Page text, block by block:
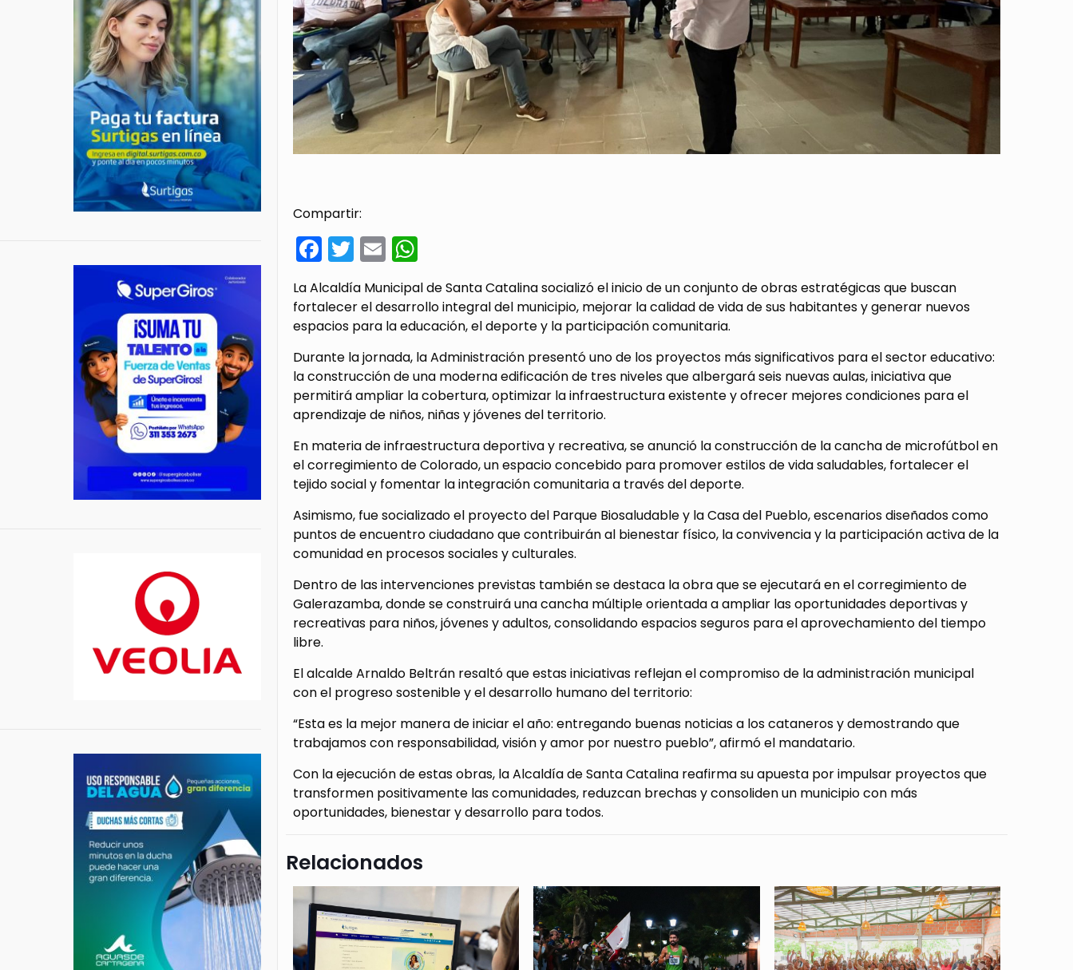
Compartir:
Facebook
Twitter
Email
La Alcaldía Municipal de Santa Catalina socializó el inicio de un conjunto de obras estratégicas que buscan
fortalecer el desarrollo integral del municipio, mejorar la calidad de vida de sus habitantes y generar nuevos
espacios para la educación, el deporte y la participación comunitaria.
Durante la jornada, la Administración presentó uno de los proyectos más significativos para el sector educativo:
la construcción de una moderna edificación de tres niveles que albergará seis nuevas aulas, iniciativa que
permitirá ampliar la cobertura, optimizar la infraestructura existente y ofrecer mejores condiciones para el
aprendizaje de niños, niñas y jóvenes del territorio.
En materia de infraestructura deportiva y recreativa, se anunció la construcción de la cancha de microfútbol en
el corregimiento de Colorado, un espacio concebido para promover estilos de vida saludables, fortalecer el
tejido social y fomentar la integración comunitaria a través del deporte.
Asimismo, fue socializado el proyecto del Parque Biosaludable y la Casa del Pueblo, escenarios diseñados como
puntos de encuentro ciudadano que contribuirán al bienestar físico, la convivencia y la participación activa de la
comunidad en procesos sociales y culturales.
Dentro de las intervenciones previstas también se destaca la obra que se ejecutará en el corregimiento de
Galerazamba, donde se construirá una cancha múltiple orientada a ampliar las oportunidades deportivas y
recreativas para niños, jóvenes y adultos, consolidando espacios seguros para el aprovechamiento del tiempo
libre.
El alcalde Arnaldo Beltrán resaltó que estas iniciativas reflejan el compromiso de la administración municipal
con el progreso sostenible y el desarrollo humano del territorio:
“Esta es la mejor manera de iniciar el año: entregando buenas noticias a los cataneros y demostrando que
trabajamos con responsabilidad, visión y amor por nuestro pueblo”, afirmó el mandatario.
Con la ejecución de estas obras, la Alcaldía de Santa Catalina reafirma su apuesta por impulsar proyectos que
transformen positivamente las comunidades, reduzcan brechas y consoliden un municipio con más
oportunidades, bienestar y desarrollo para todos.
Relacionados